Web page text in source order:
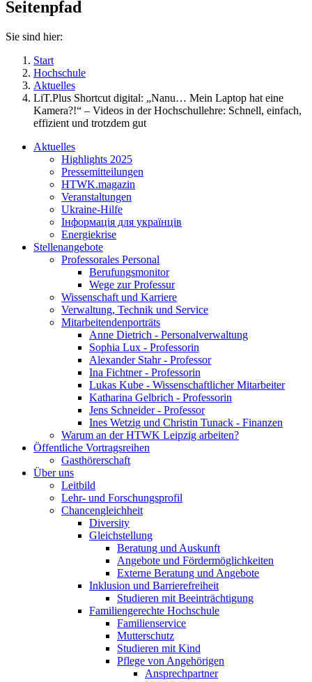
Seitenpfad
Sie sind hier:
Start
Hochschule
Aktuelles
LiT.Plus Shortcut digital: „Nanu… Mein Laptop hat eine
Kamera?!“ – Videos in der Hochschullehre: Schnell, einfach,
effizient und trotzdem gut
Aktuelles
Highlights 2025
Pressemitteilungen
HTWK.magazin
Veranstaltungen
Ukraine-Hilfe
Інформація для українців
Energiekrise
Stellenangebote
Professorales Personal
Berufungsmonitor
Wege zur Professur
Wissenschaft und Karriere
Verwaltung, Technik und Service
Mitarbeitendenporträts
Anne Dietrich - Personalverwaltung
Sophia Lux - Professorin
Alexander Stahr - Professor
Ina Fichtner - Professorin
Lukas Kube - Wissenschaftlicher Mitarbeiter
Katharina Gelbrich - Professorin
Jens Schneider - Professor
Ines Wetzig und Christin Tunack - Finanzen
Warum an der HTWK Leipzig arbeiten?
Öffentliche Vortragsreihen
Gasthörerschaft
Über uns
Leitbild
Lehr- und Forschungsprofil
Chancengleichheit
Diversity
Gleichstellung
Beratung und Auskunft
Angebote und Fördermöglichkeiten
Externe Beratung und Angebote
Inklusion und Barrierefreiheit
Studieren mit Beeinträchtigung
Familiengerechte Hochschule
Familienservice
Mutterschutz
Studieren mit Kind
Pflege von Angehörigen
Ansprechpartner